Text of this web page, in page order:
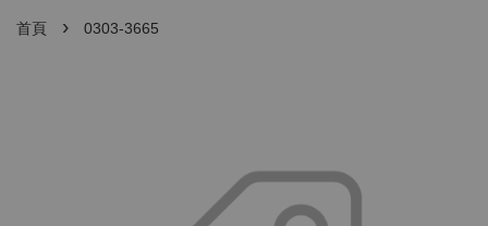
首頁 › 0303-3665